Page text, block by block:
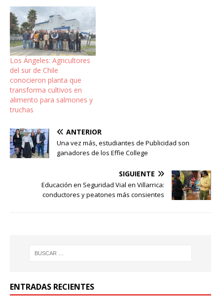
Los Ángeles: Agricultores
del sur de Chile
conocieron planta que
transforma cultivos en
alimento para salmones y
truchas
ANTERIOR
Una vez más, estudiantes de Publicidad son
ganadores de los Effie College
SIGUIENTE
Educación en Seguridad Vial en Villarrica:
conductores y peatones más consientes
ENTRADAS RECIENTES